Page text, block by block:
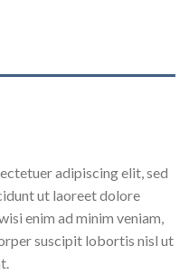
adipiscing elit, sed
ut laoreet dolore
enim ad minim veniam,
suscipit lobortis nisl ut